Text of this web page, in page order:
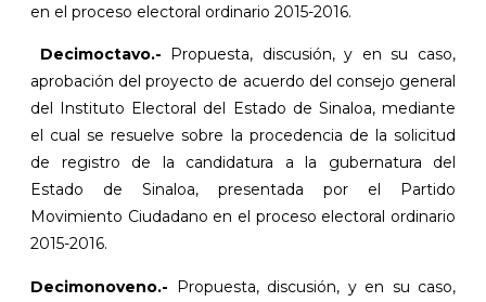
en el proceso electoral ordinario 2015-2016.
Decimoctavo.-
Propuesta, discusión, y en su caso,
aprobación del proyecto de acuerdo del consejo general
del Instituto Electoral del Estado de Sinaloa, mediante
el cual se resuelve sobre la procedencia de la solicitud
de registro de la candidatura a la gubernatura del
Estado de Sinaloa, presentada por el Partido
Movimiento Ciudadano en el proceso electoral ordinario
2015-2016.
Decimonoveno.- Propuesta, discusión, y en su caso,